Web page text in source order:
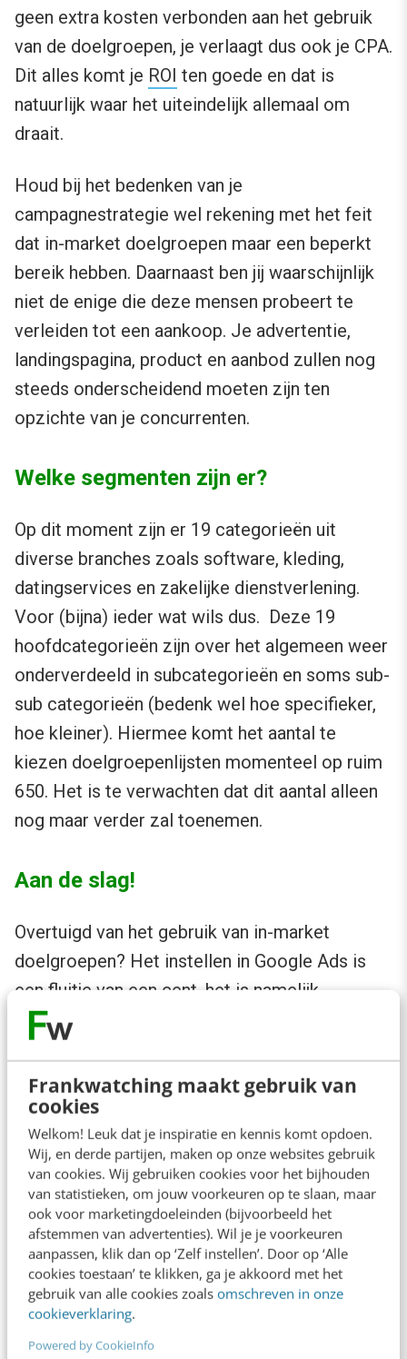
Frankwatching maakt gebruik van
cookies
Welkom! Leuk dat je inspiratie en kennis komt opdoen.
Wij, en derde partijen, maken op onze websites gebruik
van cookies. Wij gebruiken cookies voor het bijhouden
van statistieken, om jouw voorkeuren op te slaan, maar
ook voor marketingdoeleinden (bijvoorbeeld het
afstemmen van advertenties). Wil je je voorkeuren
aanpassen, klik dan op ‘Zelf instellen’. Door op ‘Alle
cookies toestaan’ te klikken, ga je akkoord met het
gebruik van alle cookies zoals omschreven in onze
cookieverklaring.
Powered by CookieInfo
geen extra kosten verbonden aan het gebruik
van de doelgroepen, je verlaagt dus ook je CPA.
Dit alles komt je ROI ten goede en dat is
natuurlijk waar het uiteindelijk allemaal om
draait.
Houd bij het bedenken van je
campagnestrategie wel rekening met het feit
dat in-market doelgroepen maar een beperkt
bereik hebben. Daarnaast ben jij waarschijnlijk
niet de enige die deze mensen probeert te
verleiden tot een aankoop. Je advertentie,
landingspagina, product en aanbod zullen nog
steeds onderscheidend moeten zijn ten
opzichte van je concurrenten.
Welke segmenten zijn er?
Op dit moment zijn er 19 categorieën uit
diverse branches zoals software, kleding,
datingservices en zakelijke dienstverlening.
Voor (bijna) ieder wat wils dus. Deze 19
hoofdcategorieën zijn over het algemeen weer
onderverdeeld in subcategorieën en soms sub-
sub categorieën (bedenk wel hoe specifieker,
hoe kleiner). Hiermee komt het aantal te
kiezen doelgroepenlijsten momenteel op ruim
650. Het is te verwachten dat dit aantal alleen
nog maar verder zal toenemen.
Aan de slag!
Overtuigd van het gebruik van in-market
doelgroepen? Het instellen in Google Ads is
een fluitje van een cent, het is namelijk
vergelijkbaar met het instellen van je
Maak een nieuwe search-campagne aan of
ga naar een bestaande campagne.
Ga in de vernieuwde interface naar het
tabblad doelgroepen en klik op het
potloodje om een nieuwe doelgroep toe
te voegen.